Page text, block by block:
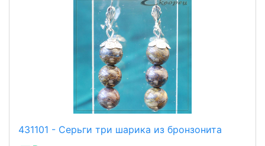
431101 - Серьги три шарика из бронзонита